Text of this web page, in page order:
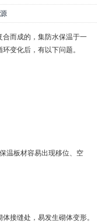
而成的，集防水保温于一
变化后，有以下问题。
温板材容易出现移位、空
接缝处，易发生砌体变形。